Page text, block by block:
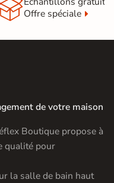
cm|
Offre spéciale
de votre maison
Boutique propose à
qualité pour
la salle de bain haut